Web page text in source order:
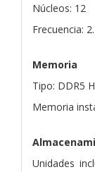
Núcleos: 12
Frecuencia:
Memoria
Tipo: DDR5
Memoria
Unidades